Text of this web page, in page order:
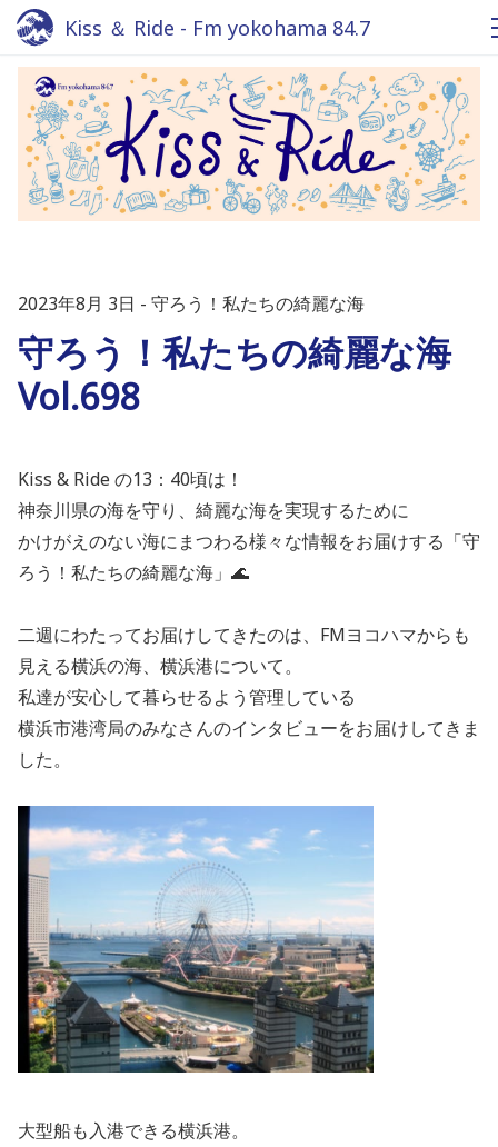
Kiss ＆ Ride - Fm yokohama 84.7
2023年8月 3日 守ろう！私たちの綺麗な海
守ろう！私たちの綺麗な海
Vol.698
Kiss & Ride の13：40頃は！
神奈川県の海を守り、綺麗な海を実現するために
かけがえのない海にまつわる様々な情報をお届けする「守
ろう！私たちの綺麗な海」🌊
二週にわたってお届けしてきたのは、FMヨコハマからも
見える横浜の海、横浜港について。
私達が安心して暮らせるよう管理している
横浜市港湾局のみなさんのインタビューをお届けしてきま
した。
大型船も入港できる横浜港。